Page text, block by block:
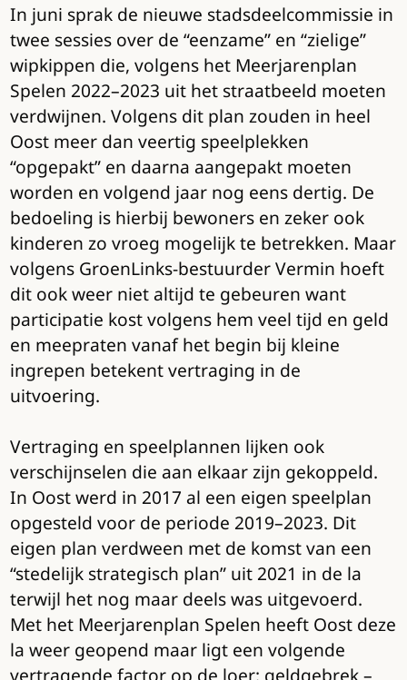
In juni sprak de nieuwe stadsdeelcommissie in
twee sessies over de “eenzame” en “zielige”
wipkippen die, volgens het Meerjarenplan
Spelen 2022–2023 uit het straatbeeld moeten
verdwijnen. Volgens dit plan zouden in heel
Oost meer dan veertig speelplekken
“opgepakt” en daarna aangepakt moeten
worden en volgend jaar nog eens dertig. De
bedoeling is hierbij bewoners en zeker ook
kinderen zo vroeg mogelijk te betrekken. Maar
volgens GroenLinks-bestuurder Vermin hoeft
dit ook weer niet altijd te gebeuren want
participatie kost volgens hem veel tijd en geld
en meepraten vanaf het begin bij kleine
ingrepen betekent vertraging in de
uitvoering.
Vertraging en speelplannen lijken ook
verschijnselen die aan elkaar zijn gekoppeld.
In Oost werd in 2017 al een eigen speelplan
opgesteld voor de periode 2019–2023. Dit
eigen plan verdween met de komst van een
“stedelijk strategisch plan” uit 2021 in de la
terwijl het nog maar deels was uitgevoerd.
Met het Meerjarenplan Spelen heeft Oost deze
la weer geopend maar ligt een volgende
vertragende factor op de loer: geldgebrek –